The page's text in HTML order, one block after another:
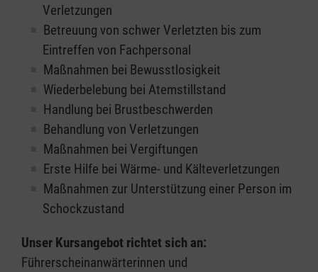
Verletzungen
Betreuung von schwer Verletzten bis zum
Eintreffen von Fachpersonal
Maßnahmen bei Bewusstlosigkeit
Wiederbelebung bei Atemstillstand
Handlung bei Brustbeschwerden
Behandlung von Verletzungen
Maßnahmen bei Vergiftungen
Erste Hilfe bei Wärme- und Kälteverletzungen
Maßnahmen zur Unterstützung einer Person im
Schockzustand
Unser Kursangebot richtet sich an:
Führerscheinanwärterinnen und